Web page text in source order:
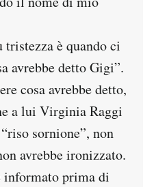
tristezza è quando ci
avrebbe detto Gigi”.
cosa avrebbe detto,
a lui Virginia Raggi
sornione”, non
avrebbe ironizzato.
informato prima di